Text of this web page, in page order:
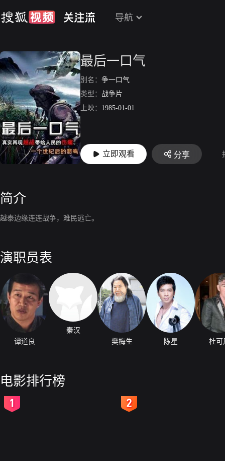
导航
最后一口气
别名： 争一口气
类型： 战争片
上映： 1985-01-01
立即观看 分享
简介
越泰边缘连连战争，难民逃亡。
演职员表
谭道良
秦汉
樊梅生
陈星 杜可
电影排行榜